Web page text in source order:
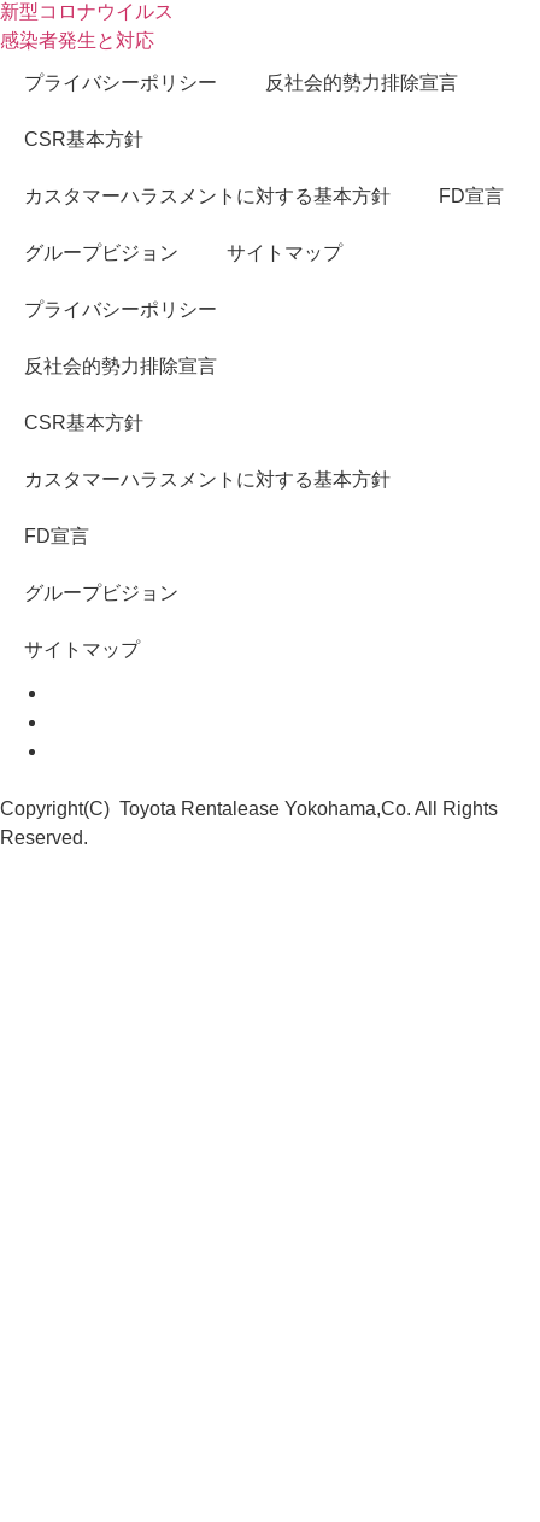
新型コロナウイルス
感染者発生と対応
プライバシーポリシー 反社会的勢力排除宣言
CSR基本方針
カスタマーハラスメントに対する基本方針 FD宣言
グループビジョン サイトマップ
プライバシーポリシー
反社会的勢力排除宣言
CSR基本方針
カスタマーハラスメントに対する基本方針
FD宣言
グループビジョン
サイトマップ
Copyright(C) Toyota Rentalease Yokohama,Co. All Rights
Reserved.